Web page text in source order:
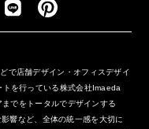
で店舗デザイン・オフィスデザイ
を行っている株式会社Imaeda
でをトータルでデザインする
響など、全体の統一感を大切に